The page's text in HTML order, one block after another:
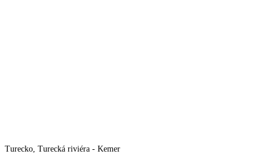
Turecko, Turecká riviéra - Kemer